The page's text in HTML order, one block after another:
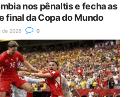
nos pênaltis e fecha as
final da Copa do Mundo
de 2026 0